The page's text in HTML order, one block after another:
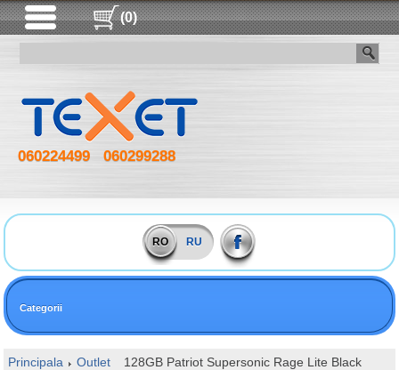
(0)
060224499 060299288
RO RU
Categorii
Principala Outlet 128GB Patriot Supersonic Rage Lite Black